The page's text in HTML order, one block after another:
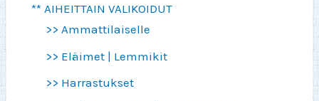
** AIHEITTAIN VALIKOIDUT
>> Ammattilaiselle
>> Eläimet | Lemmikit
>> Harrastukset